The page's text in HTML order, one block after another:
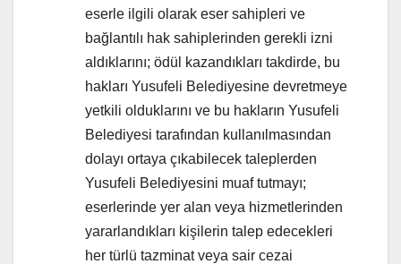
eserle ilgili olarak eser sahipleri ve
bağlantılı hak sahiplerinden gerekli izni
aldıklarını; ödül kazandıkları takdirde, bu
hakları Yusufeli Belediyesine devretmeye
yetkili olduklarını ve bu hakların Yusufeli
Belediyesi tarafından kullanılmasından
dolayı ortaya çıkabilecek taleplerden
Yusufeli Belediyesini muaf tutmayı;
eserlerinde yer alan veya hizmetlerinden
yararlandıkları kişilerin talep edecekleri
her türlü tazminat veya sair cezai